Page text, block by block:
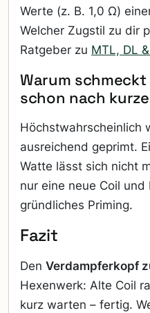
Werte (z. B. 1,0 Ω)
Welcher Zugstil zu dir
Ratgeber zu MTL, DL
Warum schmeckt
schon nach
Höchstwahrscheinlich
ausreichend geprimt.
Watte lässt sich nicht
nur eine neue Coil
gründliches Priming.
Fazit
Den Verdampferkopf
Hexenwerk: Alte Coil
kurz warten – fertig.